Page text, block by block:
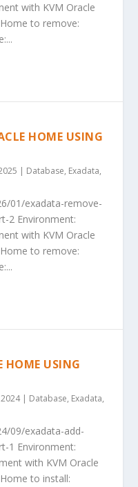
with KVM Oracle
to remove:
HOME USING
| Database, Exadata,
01/exadata-remove-
2 Environment:
with KVM Oracle
to remove:
HOME USING
| Database, Exadata,
09/exadata-add-
1 Environment:
with KVM Oracle
to install: